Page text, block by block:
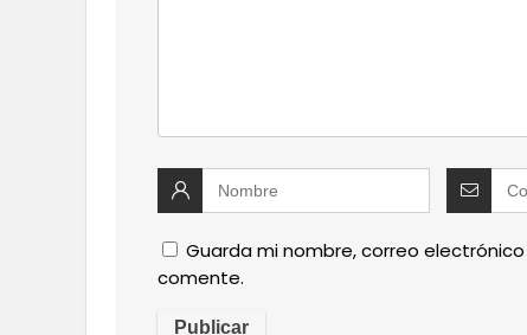
Guarda mi nombre, correo
comente.